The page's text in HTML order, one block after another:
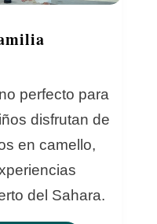
perfecto para
disfrutan de
en camello,
del Sahara.